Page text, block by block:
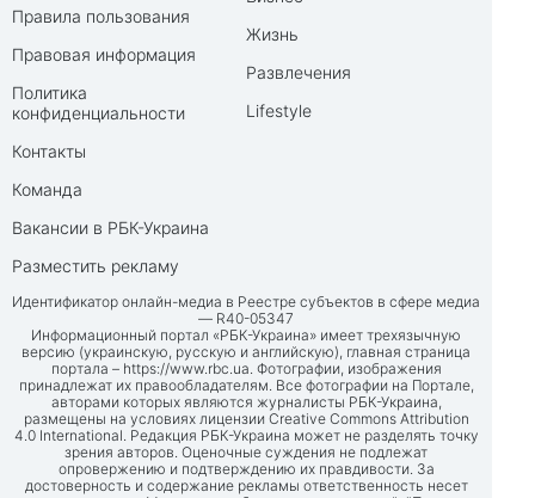
Правила пользования
Правовая информация
Политика
конфиденциальности
Контакты
Команда
Вакансии в РБК-Украина
Разместить рекламу
Жизнь
Развлечения
Lifestyle
Идентификатор онлайн-медиа в Реестре субъектов в сфере медиа
— R40-05347
Информационный портал «РБК-Украина» имеет трехязычную
версию (украинскую, русскую и английскую), главная страница
портала – https://www.rbc.ua. Фотографии, изображения
принадлежат их правообладателям. Все фотографии на Портале,
авторами которых являются журналисты РБК-Украина,
размещены на условиях лицензии Creative Commons Attribution
4.0 International. Редакция РБК-Украина может не разделять точку
зрения авторов. Оценочные суждения не подлежат
опровержению и подтверждению их правдивости. За
достоверность и содержание рекламы ответственность несет